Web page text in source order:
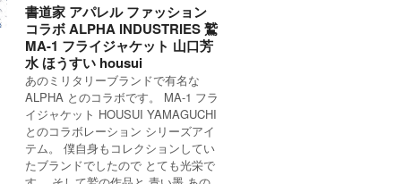
書道家 アパレル ファッション
コラボ ALPHA INDUSTRIES 鷲
MA-1 フライジャケット 山口芳
水 ほうすい housui
あのミリタリーブランドで有名な
ALPHA とのコラボです。 MA-1 フラ
イジャケット HOUSUI YAMAGUCHI
とのコラボレーション シリーズアイ
テム。 僕自身もコレクションしてい
たブランドでしたので とても光栄で